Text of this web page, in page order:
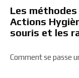
Les
Actions
souris et les
Comment se passe